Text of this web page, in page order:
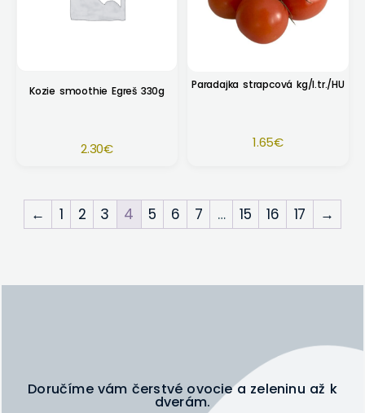
Kozie smoothie Egreš 330g
2.30€
Paradajka strapcová kg/I.tr./HU
1.65€
← 1 2 3 4 5 6 7 … 15 16 17 →
Doručíme vám čerstvé ovocie a zeleninu až k
dverám.